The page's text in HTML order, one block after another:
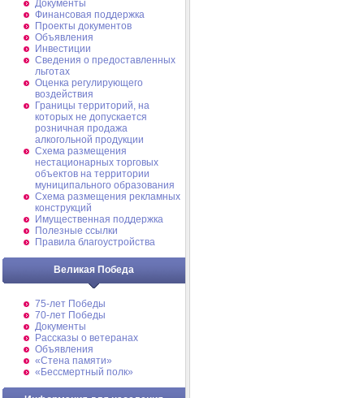
Документы
Финансовая поддержка
Проекты документов
Объявления
Инвестиции
Сведения о предоставленных
льготах
Оценка регулирующего
воздействия
Границы территорий, на
которых не допускается
розничная продажа
алкогольной продукции
Схема размещения
нестационарных торговых
объектов на территории
муниципального образования
Схема размещения рекламных
конструкций
Имущественная поддержка
Полезные ссылки
Правила благоустройства
Великая Победа
75-лет Победы
70-лет Победы
Документы
Рассказы о ветеранах
Объявления
«Стена памяти»
«Бессмертный полк»